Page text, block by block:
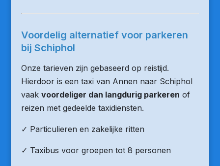
Voordelig alternatief voor parkeren
bij Schiphol
Onze tarieven zijn gebaseerd op reistijd.
Hierdoor is een taxi van Annen naar Schiphol
vaak voordeliger dan langdurig parkeren of
reizen met gedeelde taxidiensten.
✓ Particulieren en zakelijke ritten
✓ Taxibus voor groepen tot 8 personen